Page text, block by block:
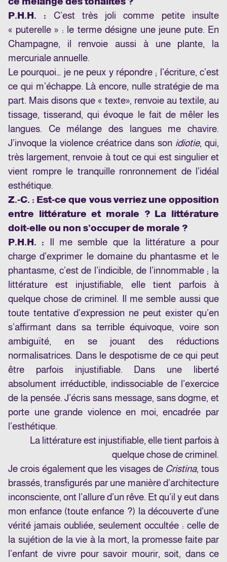
P.H.H. : C’est très joli comme petite insulte
« puterelle » : le terme désigne une jeune pute. En
Champagne, il renvoie aussi à une plante, la
mercuriale annuelle.
Le pourquoi… je ne peux y répondre ; l’écriture, c’est
ce qui m’échappe. Là encore, nulle stratégie de ma
part. Mais disons que « texte», renvoie au textile, au
tissage, tisserand, qui évoque le fait de mêler les
langues. Ce mélange des langues me chavire.
J’invoque la violence créatrice dans son idiotie, qui,
très largement, renvoie à tout ce qui est singulier et
vient rompre le tranquille ronronnement de l’idéal
esthétique.
Z.-C. : Est-ce que vous verriez une opposition
entre littérature et morale ? La littérature
doit-elle ou non s’occuper de morale ?
P.H.H. : Il me semble que la littérature a pour
charge d’exprimer le domaine du phantasme et le
phantasme, c’est de l’indicible, de l’innommable ; la
littérature est injustifiable, elle tient parfois à
quelque chose de criminel. Il me semble aussi que
toute tentative d’expression ne peut exister qu’en
s’affirmant dans sa terrible équivoque, voire son
ambiguïté, en se jouant des réductions
normalisatrices. Dans le despotisme de ce qui peut
être parfois injustifiable. Dans une liberté
absolument irréductible, indissociable de l’exercice
de la pensée. J’écris sans message, sans dogme, et
porte une grande violence en moi, encadrée par
l’esthétique.
La littérature est injustifiable, elle tient parfois à
quelque chose de criminel.
Je crois également que les visages de Cristina, tous
brassés, transfigurés par une manière d’architecture
inconsciente, ont l’allure d’un rêve. Et qu’il y eut dans
mon enfance (toute enfance ?) la découverte d’une
vérité jamais oubliée, seulement occultée : celle de
la sujétion de la vie à la mort, la promesse faite par
l’enfant de vivre pour savoir mourir, soit, dans ce